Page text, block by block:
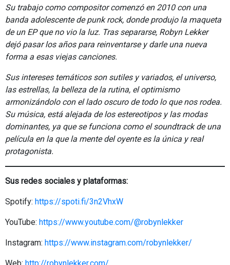
Su trabajo como compositor comenzó en 2010 con una
banda adolescente de punk rock, donde produjo la maqueta
de un EP que no vio la luz. Tras separarse, Robyn Lekker
dejó pasar los años para reinventarse y darle una nueva
forma a esas viejas canciones.
Sus intereses temáticos son sutiles y variados, el universo,
las estrellas, la belleza de la rutina, el optimismo
armonizándolo con el lado oscuro de todo lo que nos rodea.
Su música, está alejada de los estereotipos y las modas
dominantes, ya que se funciona como el soundtrack de una
película en la que la mente del oyente es la única y real
protagonista.
Sus redes sociales y plataformas:
Spotify: https://spoti.fi/3n2VhxW
YouTube: https://www.youtube.com/@robynlekker
Instagram: https://www.instagram.com/robynlekker/